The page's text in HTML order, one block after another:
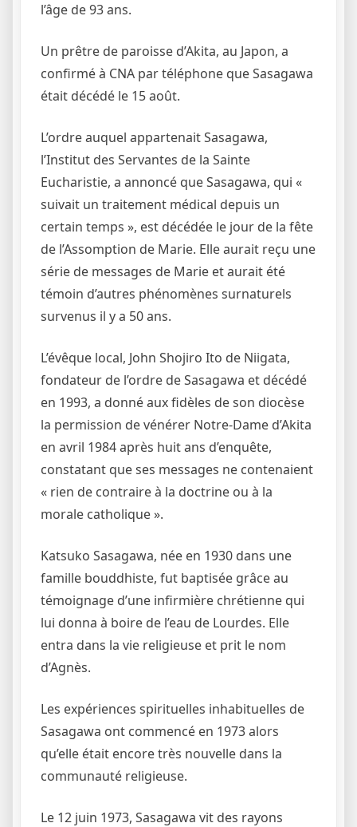
l’âge de 93 ans.
Un prêtre de paroisse d’Akita, au Japon, a
confirmé à CNA par téléphone que Sasagawa
était décédé le 15 août.
L’ordre auquel appartenait Sasagawa,
l’Institut des Servantes de la Sainte
Eucharistie, a annoncé que Sasagawa, qui «
suivait un traitement médical depuis un
certain temps », est décédée le jour de la fête
de l’Assomption de Marie. Elle aurait reçu une
série de messages de Marie et aurait été
témoin d’autres phénomènes surnaturels
survenus il y a 50 ans.
L’évêque local, John Shojiro Ito de Niigata,
fondateur de l’ordre de Sasagawa et décédé
en 1993, a donné aux fidèles de son diocèse
la permission de vénérer Notre-Dame d’Akita
en avril 1984 après huit ans d’enquête,
constatant que ses messages ne contenaient
« rien de contraire à la doctrine ou à la
morale catholique ».
Katsuko Sasagawa, née en 1930 dans une
famille bouddhiste, fut baptisée grâce au
témoignage d’une infirmière chrétienne qui
lui donna à boire de l’eau de Lourdes. Elle
entra dans la vie religieuse et prit le nom
d’Agnès.
Les expériences spirituelles inhabituelles de
Sasagawa ont commencé en 1973 alors
qu’elle était encore très nouvelle dans la
communauté religieuse.
Le 12 juin 1973, Sasagawa vit des rayons